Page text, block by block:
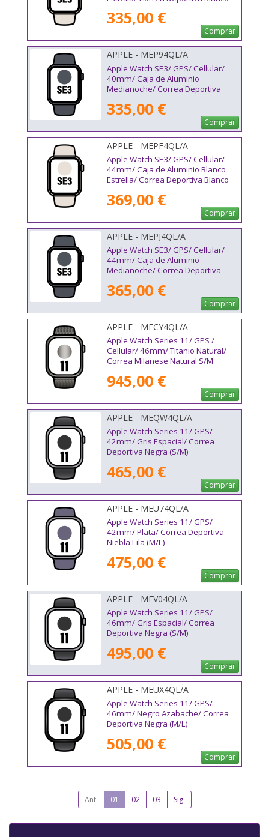
335,00 €
Comprar
APPLE - MEP94QL/A
Apple Watch SE3/ GPS/ Cellular/
40mm/ Caja de Aluminio
Medianoche/ Correa Deportiva
335,00 €
Comprar
APPLE - MEPF4QL/A
Apple Watch SE3/ GPS/ Cellular/
44mm/ Caja de Aluminio Blanco
Estrella/ Correa Deportiva Blanco
369,00 €
Comprar
APPLE - MEPJ4QL/A
Apple Watch SE3/ GPS/ Cellular/
44mm/ Caja de Aluminio
Medianoche/ Correa Deportiva
365,00 €
Comprar
APPLE - MFCY4QL/A
Apple Watch Series 11/ GPS /
Cellular/ 46mm/ Titanio Natural/
Correa Milanese Natural S/M
945,00 €
Comprar
APPLE - MEQW4QL/A
Apple Watch Series 11/ GPS/
42mm/ Gris Espacial/ Correa
Deportiva Negra (S/M)
465,00 €
Comprar
APPLE - MEU74QL/A
Apple Watch Series 11/ GPS/
42mm/ Plata/ Correa Deportiva
Niebla Lila (M/L)
475,00 €
Comprar
APPLE - MEV04QL/A
Apple Watch Series 11/ GPS/
46mm/ Gris Espacial/ Correa
Deportiva Negra (S/M)
495,00 €
Comprar
APPLE - MEUX4QL/A
Apple Watch Series 11/ GPS/
46mm/ Negro Azabache/ Correa
Deportiva Negra (M/L)
505,00 €
Comprar
Ant. 01 02 03 Sig.